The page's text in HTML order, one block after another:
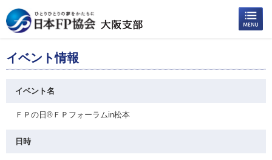
イベント情報
イベント名
ＦＰの日®ＦＰフォーラムin松本
日時